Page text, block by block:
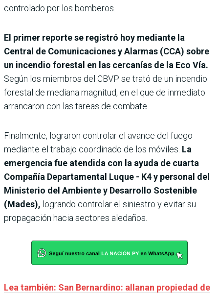
controlado por los bomberos.
El primer reporte se registró hoy mediante la
Central de Comunicaciones y Alarmas (CCA) sobre
un incendio forestal en las cercanías de la Eco Vía.
Según los miembros del CBVP se trató de un incendio
forestal de mediana magnitud, en el que de inmediato
arrancaron con las tareas de combate .
Finalmente, lograron controlar el avance del fuego
mediante el trabajo coordinado de los móviles. La
emergencia fue atendida con la ayuda de cuarta
Compañía Departamental Luque - K4 y personal del
Ministerio del Ambiente y Desarrollo Sostenible
(Mades), logrando controlar el siniestro y evitar su
propagación hacia sectores aledaños.
Lea también: San Bernardino: allanan propiedad de